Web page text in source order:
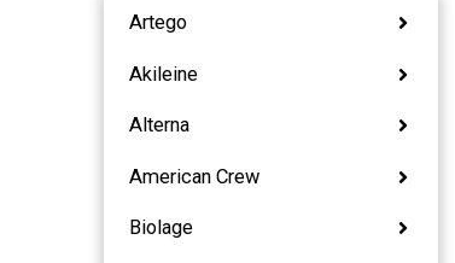
Artego
Akileine
Alterna
American Crew
Biolage